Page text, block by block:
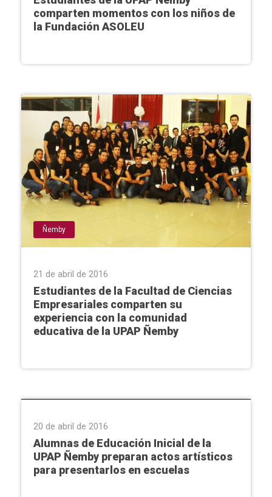
comparten momentos con los niños de
la Fundación ASOLEU
Ñemby
21 de abril de 2016
Estudiantes de la Facultad de Ciencias
Empresariales comparten su
experiencia con la comunidad
educativa de la UPAP Ñemby
20 de abril de 2016
Alumnas de Educación Inicial de la
UPAP Ñemby preparan actos artísticos
para presentarlos en escuelas